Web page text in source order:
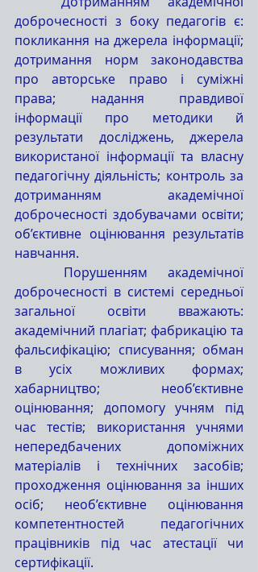
доброчесності з боку педагогів є:
покликання на джерела інформації;
дотримання норм законодавства
про авторське право і суміжні
права; надання правдивої
інформації про методики й
результати досліджень, джерела
використаної інформації та власну
педагогічну діяльність; контроль за
дотриманням академічної
доброчесності здобувачами освіти;
об’єктивне оцінювання результатів
навчання.
доброчесності в системі середньої
загальної освіти вважають:
академічний плагіат; фабрикацію та
фальсифікацію; списування; обман
в усіх можливих формах;
хабарництво; необ’єктивне
оцінювання; допомогу учням під
час тестів; використання учнями
непередбачених допоміжних
матеріалів і технічних засобів;
проходження оцінювання за інших
осіб; необ’єктивне оцінювання
компетентностей педагогічних
працівників під час атестації чи
сертифікації.